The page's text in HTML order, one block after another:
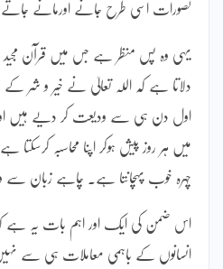
تصورات اسی طرح جانے اورمانے جاتے
یہی وہ پس منظر ہے جس میں قرآن مجید
دلاتا ہے کہ اللہ تعالیٰ نے خیر و شر
اول دن ہی سے ودیعت کر دیے ہیں اور
میں ہر روز پیش ہوکر اپنا محاسبہ کرسکتا
چہرہ خوب پہچانتا ہے۔ چاہے زبان سے
اس ضمن کی ایک اور اہم بات یہ ہے کہ
انسانوں کے باہمی معاملات ہی سے نہیں